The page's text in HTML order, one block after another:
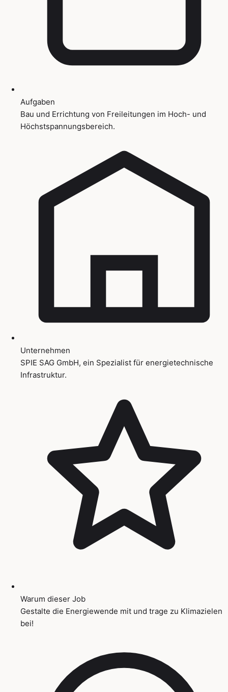
Aufgaben
Bau und Errichtung von Freileitungen im Hoch- und
Höchstspannungsbereich.
Unternehmen
SPIE SAG GmbH, ein Spezialist für energietechnische
Infrastruktur.
Warum dieser Job
Gestalte die Energiewende mit und trage zu Klimazielen
bei!